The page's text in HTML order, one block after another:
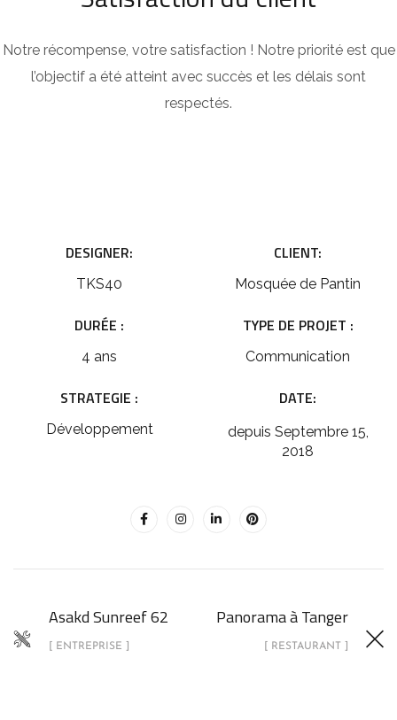
Notre récompense, votre satisfaction ! Notre priorité est que
l’objectif a été atteint avec succès et les délais sont
respectés.
DESIGNER:
TKS40
CLIENT:
Mosquée de Pantin
DURÉE :
4 ans
TYPE DE PROJET :
Communication
STRATEGIE :
Développement
DATE:
depuis Septembre 15,
2018
Asakd Sunreef 62
[ ENTREPRISE ]
Panorama à Tanger
[ RESTAURANT ]